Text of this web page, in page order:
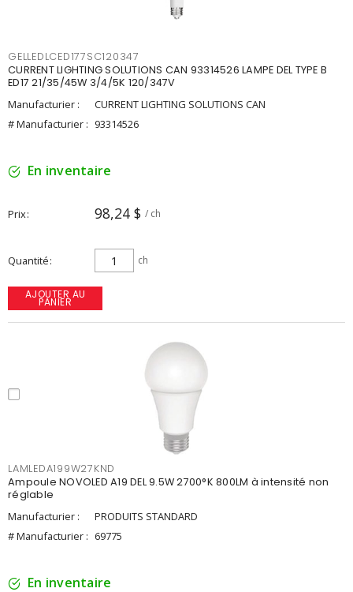
GELLEDLCED177SC120347
CURRENT LIGHTING SOLUTIONS CAN 93314526 LAMPE DEL TYPE B
ED17 21/35/45W 3/4/5K 120/347V
Manufacturier :
CURRENT LIGHTING SOLUTIONS CAN
# Manufacturier : 93314526
En inventaire
Prix 98,24 $ / ch
Quantité ch
AJOUTER AU
PANIER
LAMLEDA199W27KND
Ampoule NOVOLED A19 DEL 9.5W 2700°K 800LM à intensité non
réglable
Manufacturier :
PRODUITS STANDARD
# Manufacturier : 69775
En inventaire